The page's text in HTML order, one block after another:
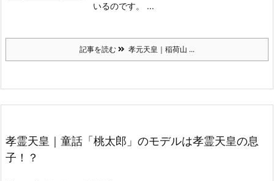
いるのです。 ...
記事を読む 孝元天皇｜稲荷山 ...
孝霊天皇｜童話「桃太郎」のモデルは孝霊天皇の息
子！？